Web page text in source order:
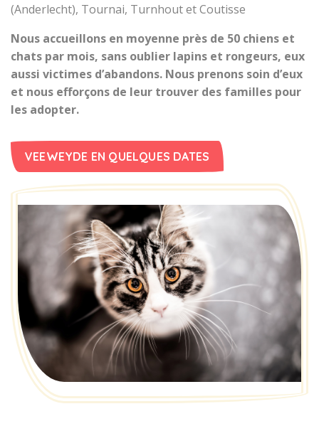
(Anderlecht), Tournai, Turnhout et Coutisse
Nous accueillons en moyenne près de 50 chiens et
chats par mois, sans oublier lapins et rongeurs, eux
aussi victimes d’abandons. Nous prenons soin d’eux
et nous efforçons de leur trouver des familles pour
les adopter.
VEEWEYDE EN QUELQUES DATES